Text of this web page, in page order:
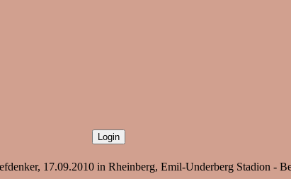
17.09.2010 in Rheinberg, Emil-Underberg Stadion -